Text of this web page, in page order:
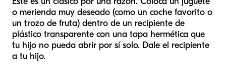
o merienda muy deseado (como un coche favorito o
un trozo de fruta) dentro de un recipiente de
plástico transparente con una tapa hermética que
tu hijo no pueda abrir por sí solo. Dale el recipiente
a tu hijo.